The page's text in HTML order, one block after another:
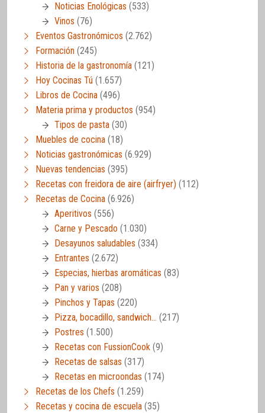
Noticias Enológicas (533)
Vinos (76)
Eventos Gastronómicos (2.762)
Formación (245)
Historia de la gastronomía (121)
Hoy Cocinas Tú (1.657)
Libros de Cocina (496)
Materia prima y productos (954)
Tipos de pasta (30)
Muebles de cocina (18)
Noticias gastronómicas (6.929)
Nuevas tendencias (395)
Recetas con freidora de aire (airfryer) (112)
Recetas de Cocina (6.926)
Aperitivos (556)
Carne y Pescado (1.030)
Desayunos saludables (334)
Entrantes (2.672)
Especias, hierbas aromáticas (83)
Pan y varios (208)
Pinchos y Tapas (220)
Pizza, bocadillo, sandwich… (217)
Postres (1.500)
Recetas con FussionCook (9)
Recetas de salsas (317)
Recetas en microondas (174)
Recetas de los Chefs (1.259)
Recetas y cocina de escuela (35)